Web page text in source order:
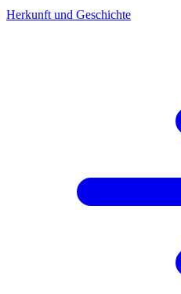
Herkunft und Geschichte